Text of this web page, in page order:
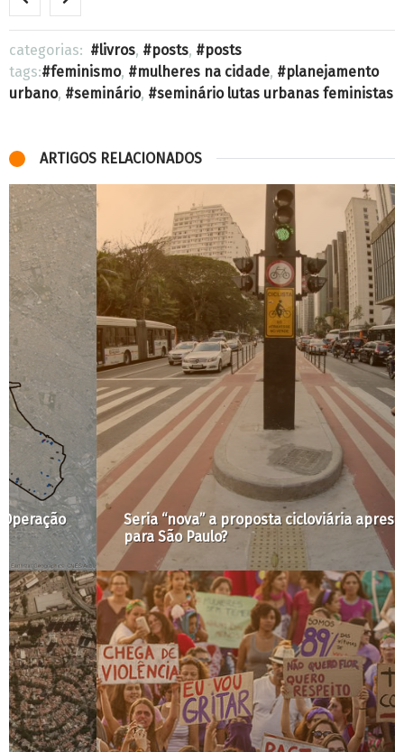
categorias: livros, posts,
posts
tags: feminismo, mulheres na cidade,
planejamento
urbano, seminário, seminário lutas urbanas feministas
ARTIGOS RELACIONADOS
Seria “nova” a proposta cicloviária apresentada
para São Paulo?